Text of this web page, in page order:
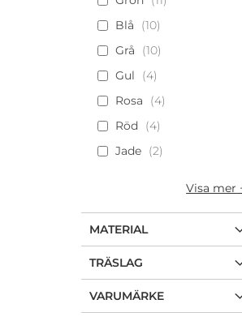
Blå
10
Grå
10
Gul
4
Rosa
4
Röd
4
Jade
2
Visa mer
MATERIAL
TRÄSLAG
VARUMÄRKE